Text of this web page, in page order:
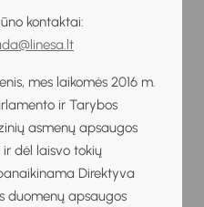
kontaktai:
mes laikomės 2016 m.
ir Tarybos
asmenų apsaugos
dėl laisvo tokių
Direktyva
duomenų apsaugos